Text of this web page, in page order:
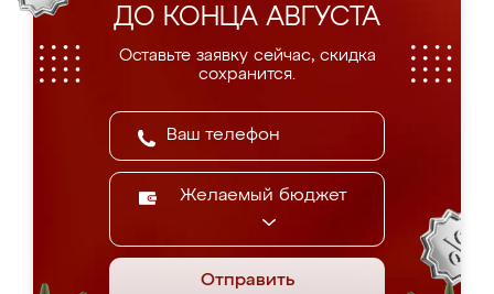
ДО КОНЦА АВГУСТА
Оставьте заявку сейчас, скидка
сохранится.
Желаемый бюджет
Отправить